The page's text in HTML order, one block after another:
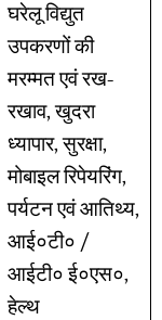
घरेलू विद्युत
उपकरणों की
मरम्मत एवं रख-
रखाव, खुदरा
ध्यापार, सुरक्षा,
मोबाइल रिपेयरिंग,
पर्यटन एवं आतिथ्य,
आई०टी० /
आईटी० ई०एस०,
हेल्थ